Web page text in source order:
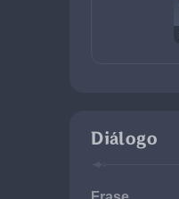
Diálogo